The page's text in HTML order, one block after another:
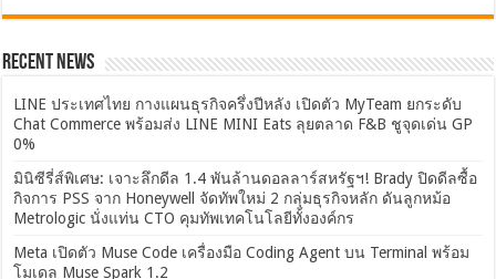
Recent News
LINE ประเทศไทย กางแผนธุรกิจครึ่งปีหลัง เปิดตัว MyTeam ยกระดับ
Chat Commerce พร้อมส่ง LINE MINI Eats ลุยตลาด F&B ชูจุดเด่น GP
0%
มินิซีรี่ส์พิเศษ: เจาะลึกดีล 1.4 พันล้านดอลลาร์สหรัฐฯ! Brady ปิดดีลซื้อ
กิจการ PSS จาก Honeywell จัดทัพใหม่ 2 กลุ่มธุรกิจหลัก ดันลูกหม้อ
Metrologic นั่งแท่น CTO คุมทัพเทคโนโลยีทั้งองค์กร
Meta เปิดตัว Muse Code เครื่องมือ Coding Agent บน Terminal พร้อม
โมเดล Muse Spark 1.2